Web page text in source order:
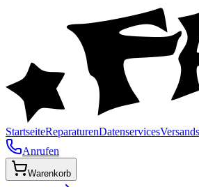
StartseiteReparaturenDatenservices
Anrufen
Warenkorb